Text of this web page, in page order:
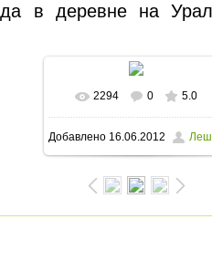
в деревне на
В реальном размере
1600x1200/ 206.1Kb
2294 0 5.0
Добавлено16.06.2012